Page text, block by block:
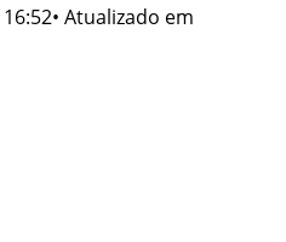
• Atualizado em